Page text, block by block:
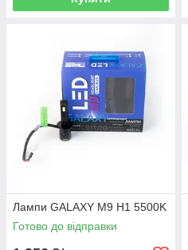
Лампи GALAXY M9 H1 5500K
Готово до відправки